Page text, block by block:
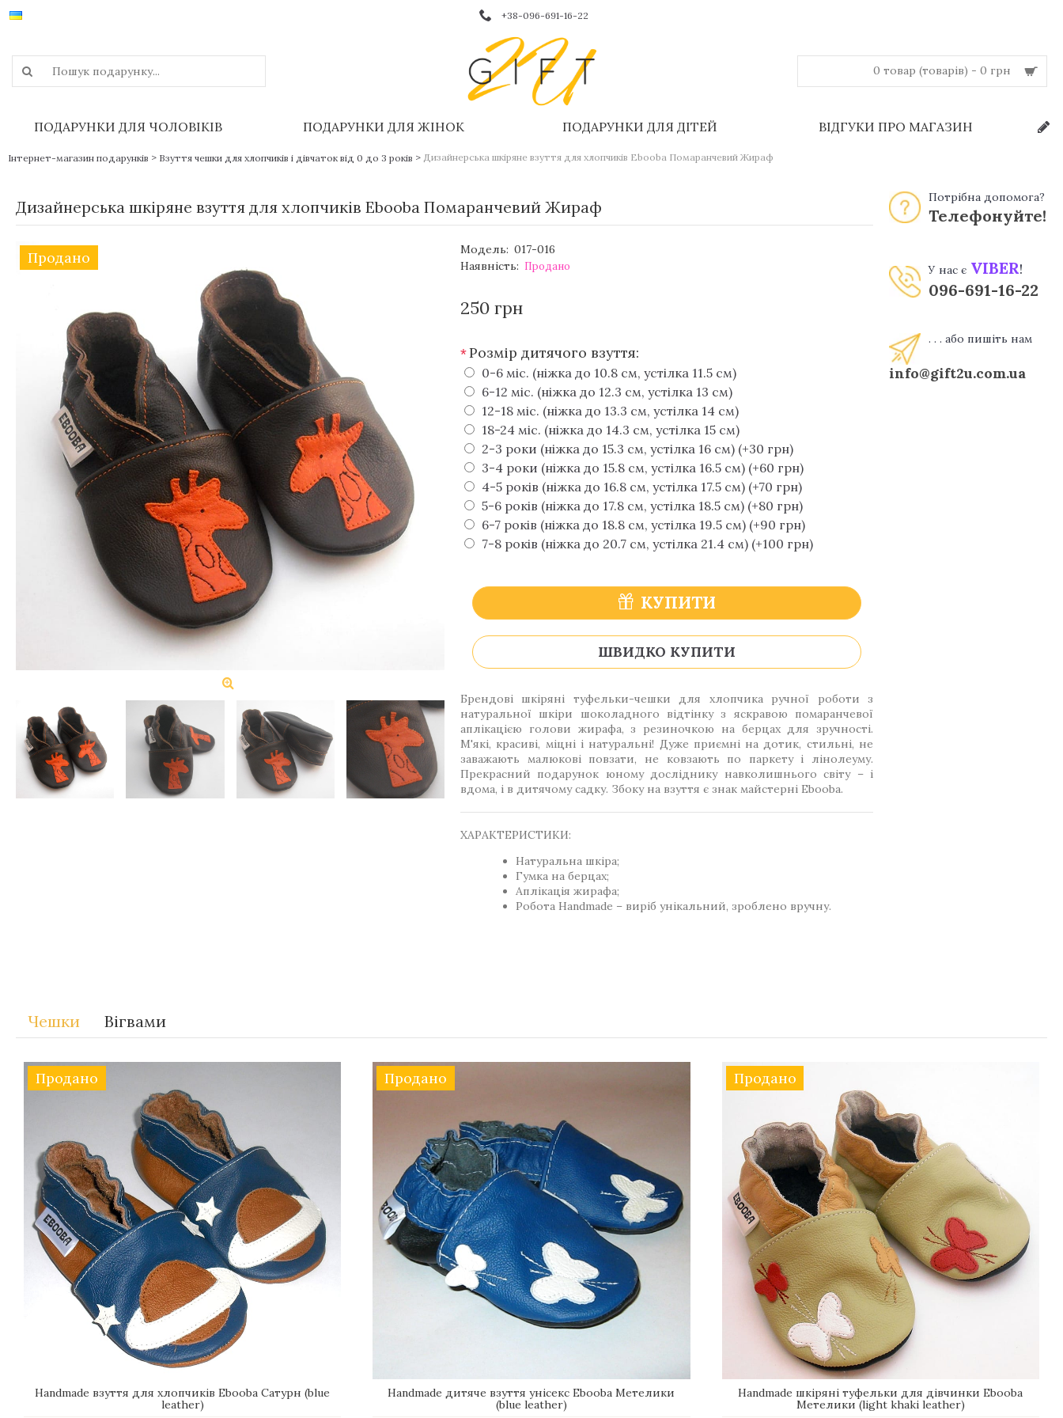
+38-096-691-16-22
0 товар (товарів) - 0 грн
ПОДАРУНКИ ДЛЯ ЧОЛОВІКІВ ПОДАРУНКИ ДЛЯ ЖІНОК ПОДАРУНКИ ДЛЯ ДІТЕЙ ВІДГУКИ ПРО МАГАЗИН
Інтернет-магазин подарунків > Взуття чешки для хлопчиків і дівчаток від 0 до 3 років > Дизайнерська шкіряне взуття для хлопчиків Еbooba Помаранчевий Жираф
Потрібна допомога?
Телефонуйте!
У нас є VIBER!
096-691-16-22
. . . або пишіть нам
info@gift2u.com.ua
Дизайнерська шкіряне взуття для хлопчиків Еbooba Помаранчевий Жираф
Продано Модель: 017-016
Наявність: Продано
250 грн
*Розмір дитячого взуття:
0-6 міс. (ніжка до 10.8 см, устілка 11.5 см)
6-12 міс. (ніжка до 12.3 см, устілка 13 см)
12-18 міс. (ніжка до 13.3 см, устілка 14 см)
18-24 міс. (ніжка до 14.3 см, устілка 15 см)
2-3 роки (ніжка до 15.3 см, устілка 16 см) (+30 грн)
3-4 роки (ніжка до 15.8 см, устілка 16.5 см) (+60 грн)
4-5 років (ніжка до 16.8 см, устілка 17.5 см) (+70 грн)
5-6 років (ніжка до 17.8 см, устілка 18.5 см) (+80 грн)
6-7 років (ніжка до 18.8 см, устілка 19.5 см) (+90 грн)
7-8 років (ніжка до 20.7 см, устілка 21.4 см) (+100 грн)
КУПИТИ
ШВИДКО КУПИТИ
Брендові шкіряні туфельки-чешки для хлопчика ручної роботи з
натуральної шкіри шоколадного відтінку з яскравою помаранчевої
аплікацією голови жирафа, з резиночкою на берцах для зручності.
М'які, красиві, міцні і натуральні! Дуже приємні на дотик, стильні, не
заважають малюкові повзати, не ковзають по паркету і лінолеуму.
Прекрасний подарунок юному досліднику навколишнього світу – і
вдома, і в дитячому садку. Збоку на взуття є знак майстерні Еbooba.
ХАРАКТЕРИСТИКИ:
Натуральна шкіра;
Гумка на берцах;
Аплікація жирафа;
Робота Handmade – виріб унікальний, зроблено вручну.
Чешки Вігвами
Продано
Handmade взуття для хлопчиків Еbooba Сатурн (blue
leather)
Продано
Handmade дитяче взуття унісекс Еbooba Метелики
(blue leather)
Продано
Handmade шкіряні туфельки для дівчинки Еbooba
Метелики (light khaki leather)